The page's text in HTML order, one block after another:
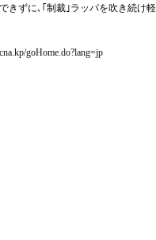
きずに､｢制裁｣ラッパを吹き続け
goHome.do?lang=jp